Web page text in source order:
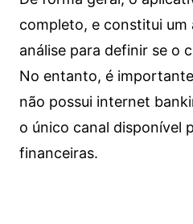
completo, e constitui
análise para definir se o
No entanto, é
não possui internet
o único canal disponível
financeiras.